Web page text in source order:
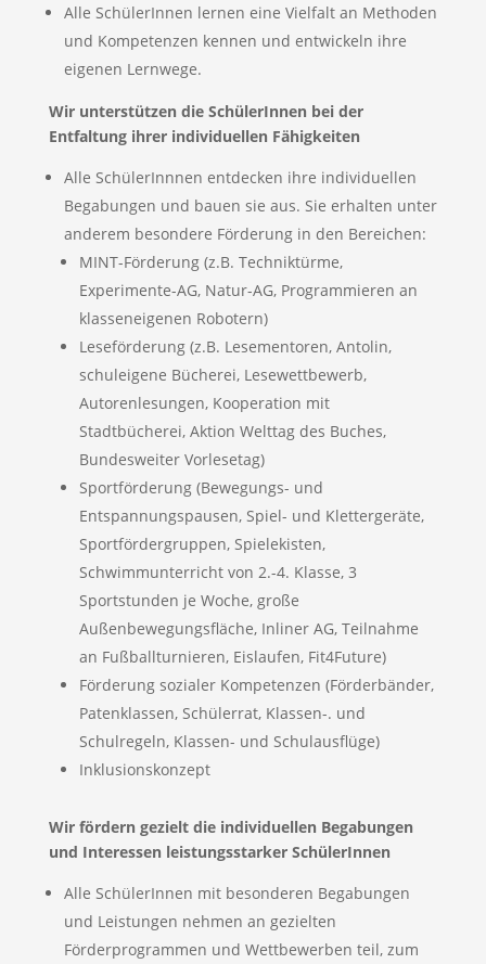
Alle SchülerInnen lernen eine Vielfalt an Methoden
und Kompetenzen kennen und entwickeln ihre
eigenen Lernwege.
Wir unterstützen die SchülerInnen bei der
Entfaltung ihrer individuellen Fähigkeiten
Alle SchülerInnnen entdecken ihre individuellen
Begabungen und bauen sie aus. Sie erhalten unter
anderem besondere Förderung in den Bereichen:
MINT-Förderung (z.B. Techniktürme,
Experimente-AG, Natur-AG, Programmieren an
klasseneigenen Robotern)
Leseförderung (z.B. Lesementoren, Antolin,
schuleigene Bücherei, Lesewettbewerb,
Autorenlesungen, Kooperation mit
Stadtbücherei, Aktion Welttag des Buches,
Bundesweiter Vorlesetag)
Sportförderung (Bewegungs- und
Entspannungspausen, Spiel- und Klettergeräte,
Sportfördergruppen, Spielekisten,
Schwimmunterricht von 2.-4. Klasse, 3
Sportstunden je Woche, große
Außenbewegungsfläche, Inliner AG, Teilnahme
an Fußballturnieren, Eislaufen, Fit4Future)
Förderung sozialer Kompetenzen (Förderbänder,
Patenklassen, Schülerrat, Klassen-. und
Schulregeln, Klassen- und Schulausflüge)
Inklusionskonzept
Wir fördern gezielt die individuellen Begabungen
und Interessen leistungsstarker SchülerInnen
Alle SchülerInnen mit besonderen Begabungen
und Leistungen nehmen an gezielten
Förderprogrammen und Wettbewerben teil, zum